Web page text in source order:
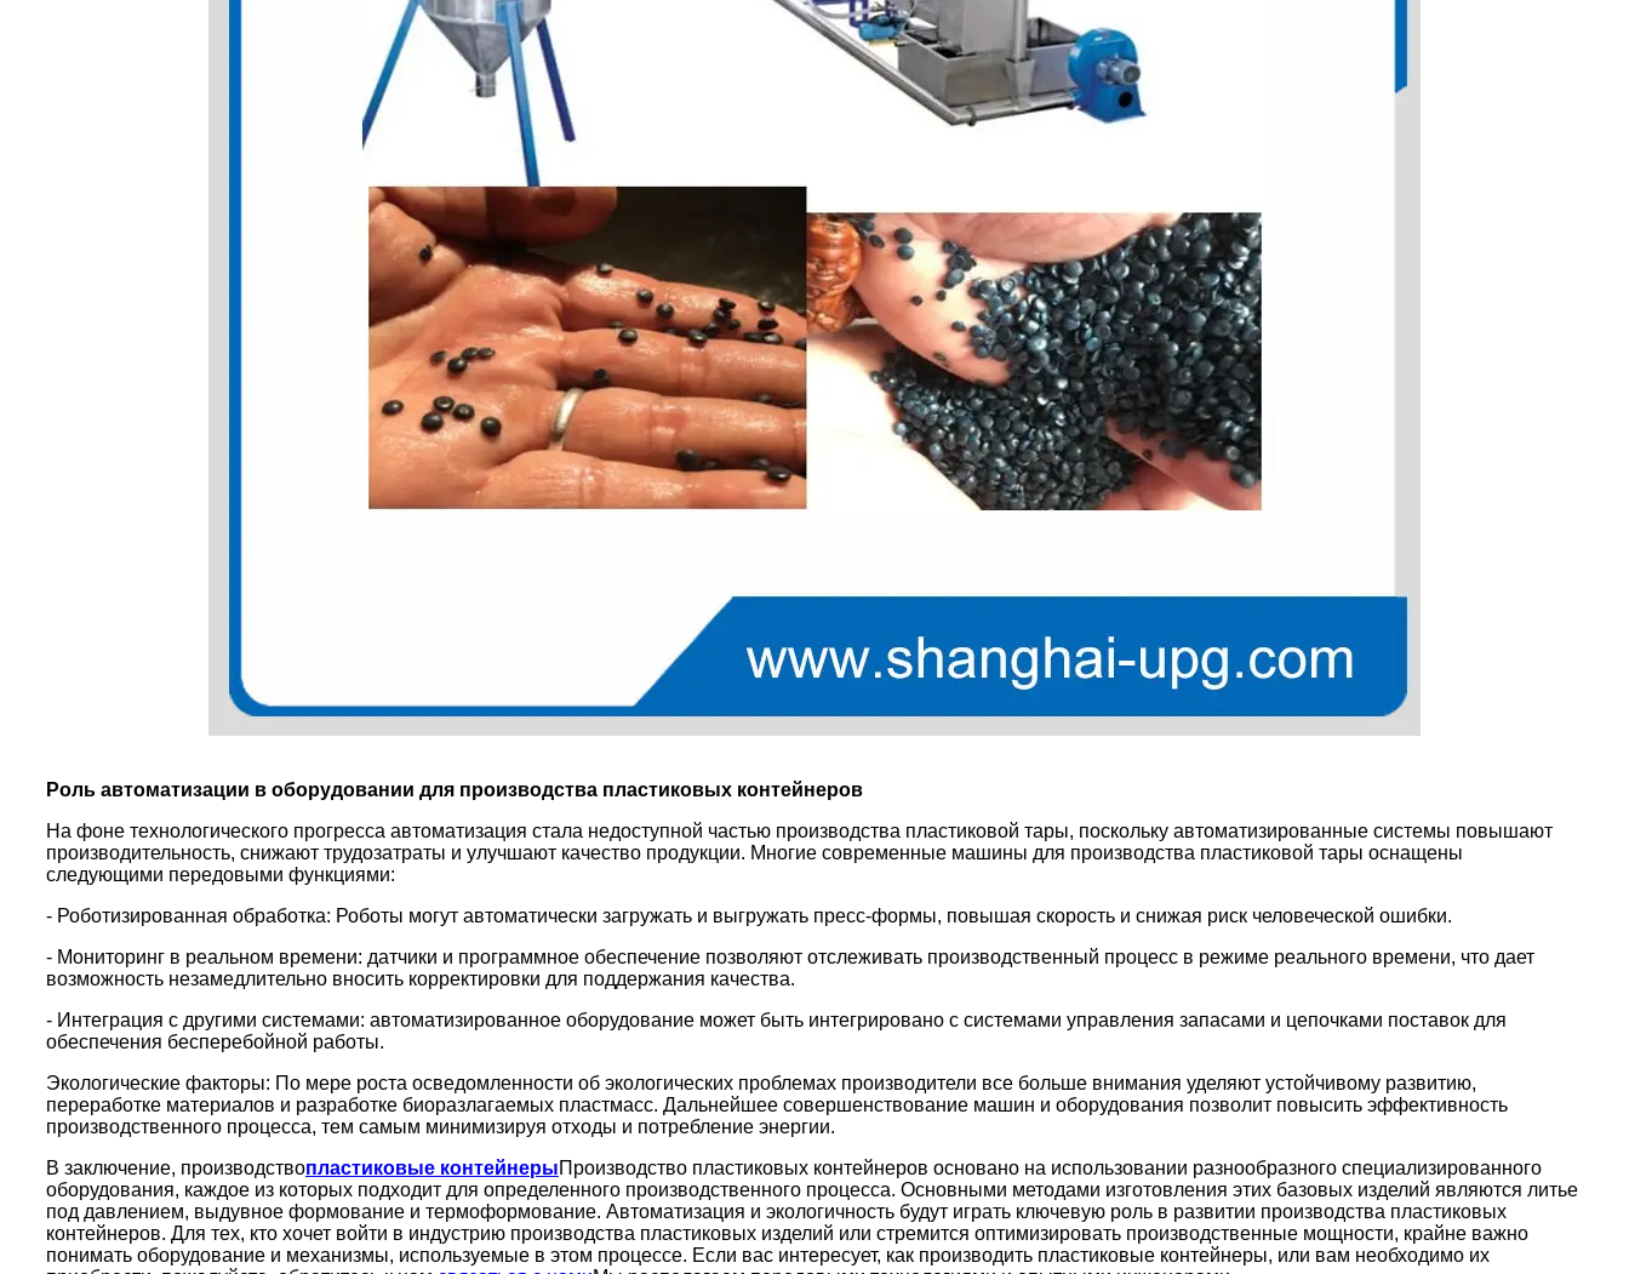
Роль автоматизации в оборудовании для производства пластиковых контейнеров
На фоне технологического прогресса автоматизация стала недоступной частью производства пластиковой тары, поскольку автоматизированные системы повышают
производительность, снижают трудозатраты и улучшают качество продукции. Многие современные машины для производства пластиковой тары оснащены
следующими передовыми функциями:
- Роботизированная обработка: Роботы могут автоматически загружать и выгружать пресс-формы, повышая скорость и снижая риск человеческой ошибки.
- Мониторинг в реальном времени: датчики и программное обеспечение позволяют отслеживать производственный процесс в режиме реального времени, что дает
возможность незамедлительно вносить корректировки для поддержания качества.
- Интеграция с другими системами: автоматизированное оборудование может быть интегрировано с системами управления запасами и цепочками поставок для
обеспечения бесперебойной работы.
Экологические факторы: По мере роста осведомленности об экологических проблемах производители все больше внимания уделяют устойчивому развитию,
переработке материалов и разработке биоразлагаемых пластмасс. Дальнейшее совершенствование машин и оборудования позволит повысить эффективность
производственного процесса, тем самым минимизируя отходы и потребление энергии.
В заключение, производствопластиковые контейнерыПроизводство пластиковых контейнеров основано на использовании разнообразного специализированного
оборудования, каждое из которых подходит для определенного производственного процесса. Основными методами изготовления этих базовых изделий являются литье
под давлением, выдувное формование и термоформование. Автоматизация и экологичность будут играть ключевую роль в развитии производства пластиковых
контейнеров. Для тех, кто хочет войти в индустрию производства пластиковых изделий или стремится оптимизировать производственные мощности, крайне важно
понимать оборудование и механизмы, используемые в этом процессе. Если вас интересует, как производить пластиковые контейнеры, или вам необходимо их